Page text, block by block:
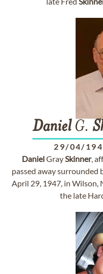
DanielG.
29/04/
DanielGraySkinner,
passed away surrounded
April 29, 1947, in Wilson,
the late